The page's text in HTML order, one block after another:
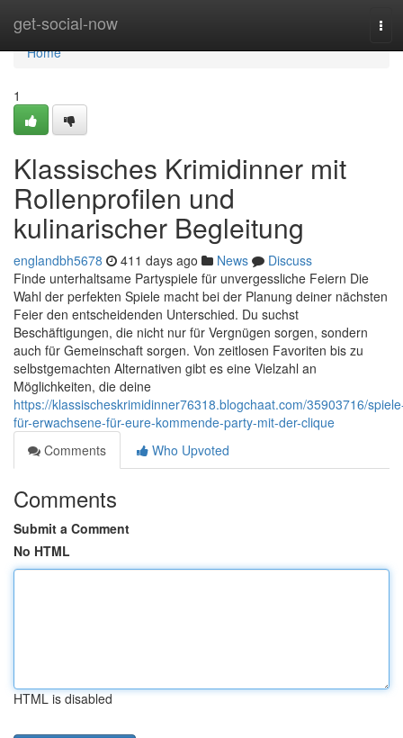
get-social-now
Home
Home
1
Klassisches Krimidinner mit
Rollenprofilen und
kulinarischer Begleitung
englandbh5678 411 days ago News
Discuss
Finde unterhaltsame Partyspiele für unvergessliche Feiern Die
Wahl der perfekten Spiele macht bei der Planung deiner nächsten
Feier den entscheidenden Unterschied. Du suchst
Beschäftigungen, die nicht nur für Vergnügen sorgen, sondern
auch für Gemeinschaft sorgen. Von zeitlosen Favoriten bis zu
selbstgemachten Alternativen gibt es eine Vielzahl an
Möglichkeiten, die deine
https://klassischeskrimidinner76318.blogchaat.com/35903716/
für-erwachsene-für-eure-kommende-party-mit-der-clique
Comments
Who Upvoted
Comments
Submit a Comment
No HTML
HTML is disabled